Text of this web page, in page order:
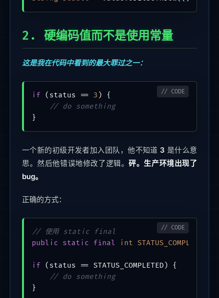
2. 硬编码值而不是使用常量
这是我在代码中看到的最大罪过之一：
if (status == 3 ) {
// do something
一个新的初级开发者加入团队，他不知道 3 是什么意
思。然后他错误地修改了逻辑。砰。生产环境出现了
bug。
正确的方式：
// 使用 static final
public
static final int STATUS_COMPLETED
if (status == STATUS_COMPLETED) {
// do something
}